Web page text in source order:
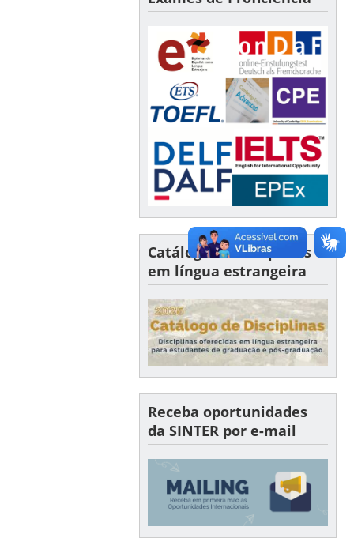
Catálogo de disciplinas
em língua estrangeira
Receba oportunidades
da SINTER por e-mail